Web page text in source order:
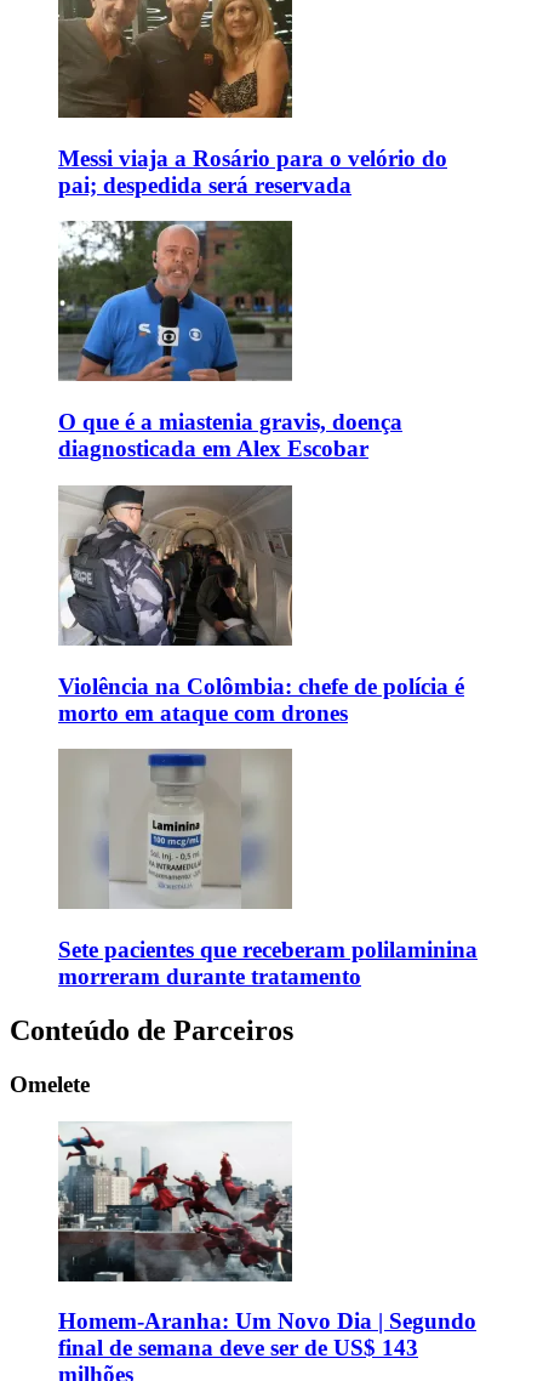
Messi viaja a Rosário para o velório do
pai; despedida será reservada
O que é a miastenia gravis, doença
diagnosticada em Alex Escobar
Violência na Colômbia: chefe de polícia é
morto em ataque com drones
Sete pacientes que receberam polilaminina
morreram durante tratamento
Conteúdo de Parceiros
Omelete
Homem-Aranha: Um Novo Dia | Segundo
final de semana deve ser de US$ 143
milhões